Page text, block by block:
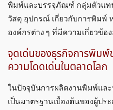
พิมพ์และบรรจุภัณฑ์ กลุ่มตัวแท
วัสดุ อุปกรณ์ เกี่ยวกับการพิมพ์
องค์กรต่าง ๆ ที่มีความเกี่ยวข้
จุดเด่นของธุรกิจการพิมพ์
ความโดดเด่นในตลาดโลก
ในปัจจุบันการผลิตงานพิมพ์แ
เป็นมาตรฐานเบื้องต้นของผู้ปร